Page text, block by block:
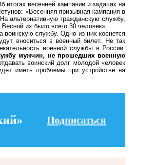
итогах весенней кампании и задачах на
«Весенняя призывная кампания в
альтернативную гражданскую службу,
их было всего 30 человек».
воинскую службу. Одно из них коснется
вноситься в военный билет. Не так
военной службы в России.
мужчин, не прошедших военную
воинский долг молодой человек
иметь проблемы при устройстве на
Подписаться